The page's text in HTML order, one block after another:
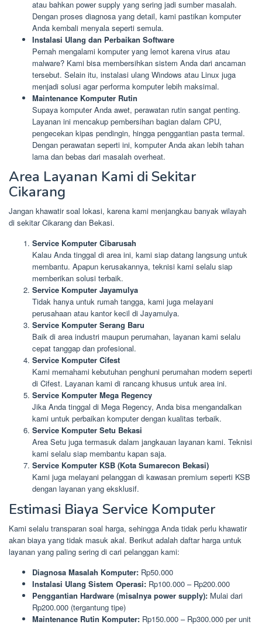
atau bahkan power supply yang sering jadi sumber masalah.
Dengan proses diagnosa yang detail, kami pastikan komputer
Anda kembali menyala seperti semula.
Instalasi Ulang dan Perbaikan Software
Pernah mengalami komputer yang lemot karena virus atau
malware? Kami bisa membersihkan sistem Anda dari ancaman
tersebut. Selain itu, instalasi ulang Windows atau Linux juga
menjadi solusi agar performa komputer lebih maksimal.
Maintenance Komputer Rutin
Supaya komputer Anda awet, perawatan rutin sangat penting.
Layanan ini mencakup pembersihan bagian dalam CPU,
pengecekan kipas pendingin, hingga penggantian pasta termal.
Dengan perawatan seperti ini, komputer Anda akan lebih tahan
lama dan bebas dari masalah overheat.
Area Layanan Kami di Sekitar
Cikarang
Jangan khawatir soal lokasi, karena kami menjangkau banyak wilayah
di sekitar Cikarang dan Bekasi.
Service Komputer Cibarusah
Kalau Anda tinggal di area ini, kami siap datang langsung untuk
membantu. Apapun kerusakannya, teknisi kami selalu siap
memberikan solusi terbaik.
Service Komputer Jayamulya
Tidak hanya untuk rumah tangga, kami juga melayani
perusahaan atau kantor kecil di Jayamulya.
Service Komputer Serang Baru
Baik di area industri maupun perumahan, layanan kami selalu
cepat tanggap dan profesional.
Service Komputer Cifest
Kami memahami kebutuhan penghuni perumahan modern seperti
di Cifest. Layanan kami di rancang khusus untuk area ini.
Service Komputer Mega Regency
Jika Anda tinggal di Mega Regency, Anda bisa mengandalkan
kami untuk perbaikan komputer dengan kualitas terbaik.
Service Komputer Setu Bekasi
Area Setu juga termasuk dalam jangkauan layanan kami. Teknisi
kami selalu siap membantu kapan saja.
Service Komputer KSB (Kota Sumarecon Bekasi)
Kami juga melayani pelanggan di kawasan premium seperti KSB
dengan layanan yang eksklusif.
Estimasi Biaya Service Komputer
Kami selalu transparan soal harga, sehingga Anda tidak perlu khawatir
akan biaya yang tidak masuk akal. Berikut adalah daftar harga untuk
layanan yang paling sering di cari pelanggan kami:
Diagnosa Masalah Komputer: Rp50.000
Instalasi Ulang Sistem Operasi: Rp100.000 – Rp200.000
Penggantian Hardware (misalnya power supply): Mulai dari
Rp200.000 (tergantung tipe)
Maintenance Rutin Komputer: Rp150.000 – Rp300.000 per unit